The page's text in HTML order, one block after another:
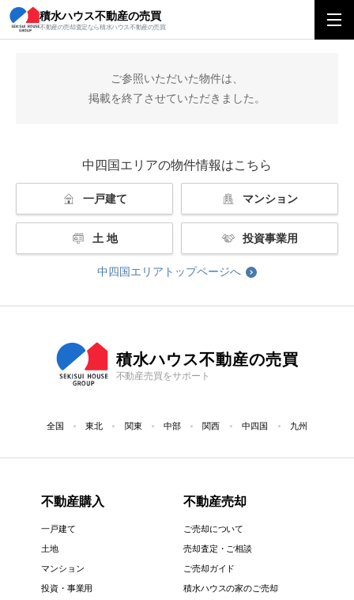
積水ハウス不動産の売買
不動産の売却査定なら積水ハウス不動産の売買
積水ハウス不動産の売買 中四国エリアトップ
ご参照いただいた物件は、
掲載を終了させていただきました。
中四国エリアの物件情報はこちら
一戸建て マンション
土 地 投資事業用
中四国エリアトップページへ
積水ハウス不動産の売買
不動産売買をサポート
全国 東北 関東 中部 関西 中四国 九州
不動産購入
一戸建て
土地
マンション
投資・事業用
不動産売却
ご売却について
売却査定・ご相談
ご売却ガイド
積水ハウスの家のご売却